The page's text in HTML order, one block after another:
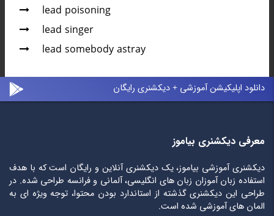
lead poisoning
lead singer
lead somebody astray
دانلود اپلیکیشن آموزشی + دیکشنری رایگان
معرفی دیکشنری بیاموز
دیکشنری آموزشی بیاموز، یک دیکشنری آنلاین و رایگان است که با هدف
استفاده زبان آموزان زبان های انگلیسی، آلمانی و فرانسه طراحی شده. در
طراحی این دیکشنری گذشته از استاندارد بودن محتوا، توجه ویژه ای به
المان های آموزشی شده است.